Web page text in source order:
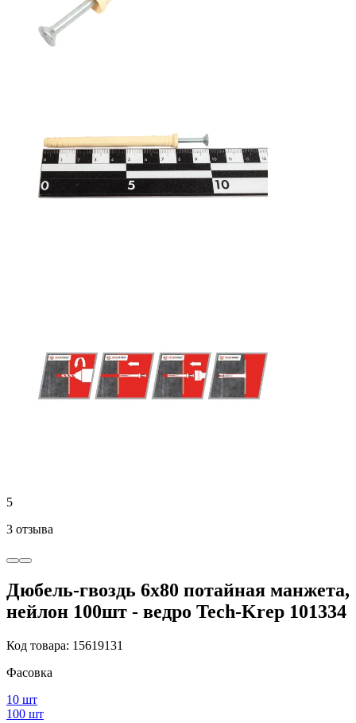
5
3 отзыва
Дюбель-гвоздь 6х80 потайная манжета,
нейлон 100шт - ведро Tech-Krep 101334
Код товара: 15619131
Фасовка
10 шт
100 шт